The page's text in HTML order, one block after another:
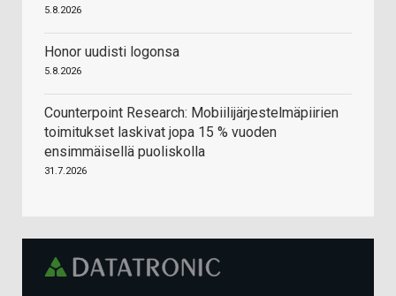
5.8.2026
Honor uudisti logonsa
5.8.2026
Counterpoint Research: Mobiilijärjestelmäpiirien
toimitukset laskivat jopa 15 % vuoden
ensimmäisellä puoliskolla
31.7.2026